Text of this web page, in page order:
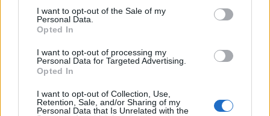
consent section.
I want to opt-out of the Sale of my
Personal Data.
Opted In
I want to opt-out of processing my
Personal Data for Targeted Advertising.
Opted In
I want to opt-out of Collection, Use,
Retention, Sale, and/or Sharing of my
Personal Data that Is Unrelated with the
este 7-kor…
Kolanut, kóladió
pszichoaktiv•2009. november 30.
Ez egy érdekes növény. Mivel lételemem a kávé, hogy